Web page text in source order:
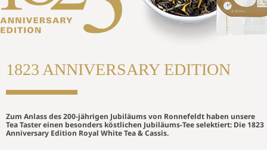
1823 ANNIVERSARY EDITION
Zum Anlass des 200-jährigen Jubiläums von Ronnefeldt haben unsere
Tea Taster einen besonders köstlichen Jubiläums-Tee selektiert: Die 1823
Anniversary Edition Royal White Tea & Cassis.